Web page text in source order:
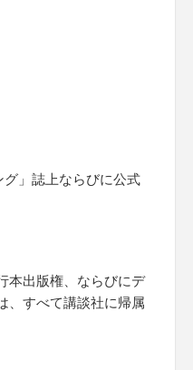
グ」誌上ならびに公式
本出版権、ならびにデ
、すべて講談社に帰属